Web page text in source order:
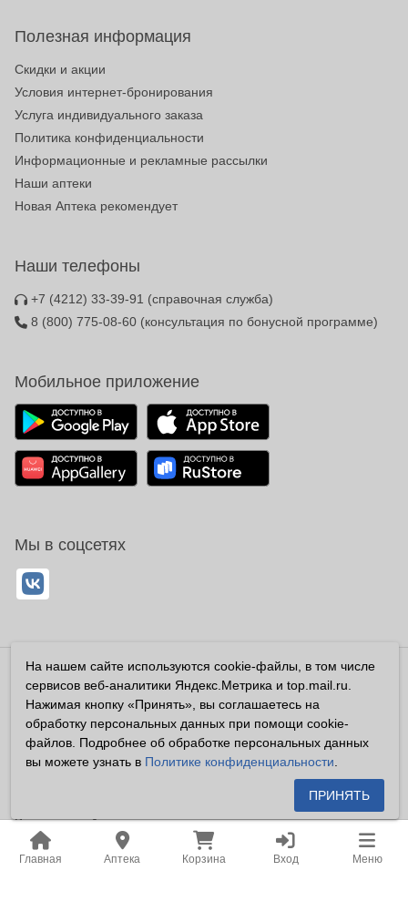
Главная Аптека Корзина Вход Меню
Полезная информация
Скидки и акции
Условия интернет-бронирования
Услуга индивидуального заказа
Политика конфиденциальности
Информационные и рекламные рассылки
Наши аптеки
Новая Аптека рекомендует
Наши телефоны
+7 (4212) 33-39-91 (справочная служба)
8 (800) 775-08-60 (консультация по бонусной программе)
Мобильное приложение
Мы в соцсетях
Владелец сайта ООО «Суперфарма» ОГРН 1032700302194
Все права защищены ©2026
Информация, размещенная на данном сайте имеет
справочный характер, и не должна восприниматься
посетителями сайта как публичная оферта, предусмотренная
Владелец сайта устанавливает запрет на цитирование,
копирование и размещение информации, размещенной на
настоящем сайте newapteka.ru, включая информацию о
На нашем сайте используются cookie-файлы, в том числе
сервисов веб-аналитики Яндекс.Метрика и top.mail.ru.
Нажимая кнопку «Принять», вы соглашаетесь на
обработку персональных данных при помощи cookie-
файлов. Подробнее об обработке персональных данных
вы можете узнать в Политике конфиденциальности
ПРИНЯТЬ